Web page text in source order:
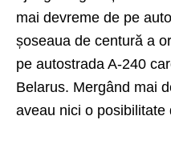
mai devreme de pe
șoseaua de centură a
pe autostrada A-240
Belarus. Mergând mai
aveau nici o